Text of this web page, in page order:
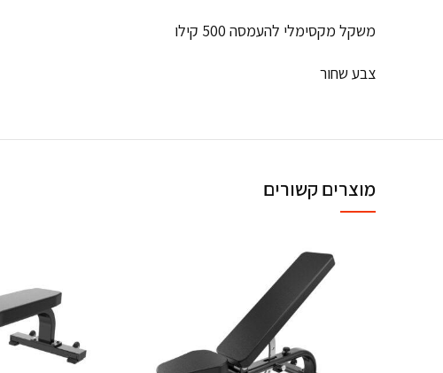
משקל מקסימלי להעמסה 500 קילו
צבע שחור
מוצרים קשורים